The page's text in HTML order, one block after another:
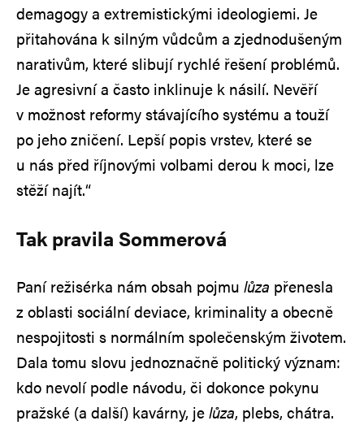
demagogy a extremistickými ideologiemi. Je
přitahována k silným vůdcům a zjednodušeným
narativům, které slibují rychlé řešení problémů.
Je agresivní a často inklinuje k násilí. Nevěří
v možnost reformy stávajícího systému a touží
po jeho zničení. Lepší popis vrstev, které se
u nás před říjnovými volbami derou k moci, lze
stěží najít.“
Tak pravila Sommerová
Paní režisérka nám obsah pojmu lůza přenesla
z oblasti sociální deviace, kriminality a obecně
nespojitosti s normálním společenským životem.
Dala tomu slovu jednoznačně politický význam:
kdo nevolí podle návodu, či dokonce pokynu
pražské (a další) kavárny, jelůza, plebs, chátra.